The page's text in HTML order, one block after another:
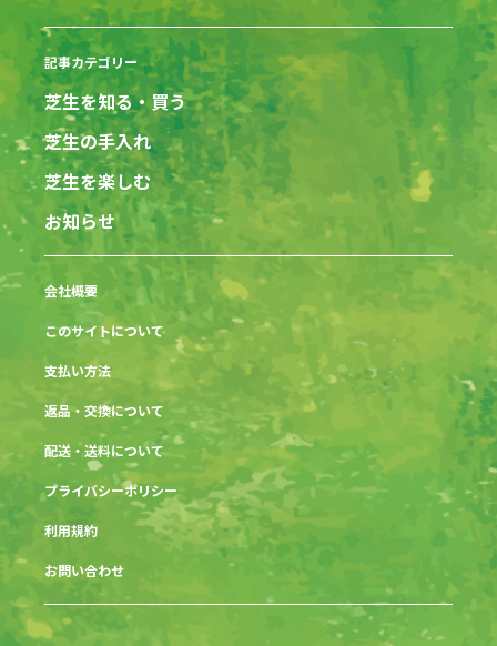
記事カテゴリー
芝生を知る・買う
芝生の手入れ
芝生を楽しむ
お知らせ
会社概要
このサイトについて
支払い方法
返品・交換について
配送・送料について
プライバシーポリシー
利用規約
お問い合わせ